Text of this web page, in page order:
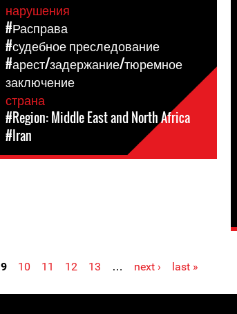
нарушения
#Расправа
#судебное преследование
#арест/задержание/тюремное
заключение
страна
#Region: Middle East and North Africa
#Iran
9 10 11 12 13 … next › last »